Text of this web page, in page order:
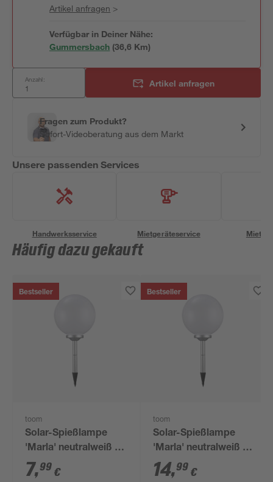
Artikel anfragen >
Verfügbar in Deiner Nähe:
Gummersbach (36,6 Km)
Anzahl: Artikel anfragen
Fragen zum Produkt?
Sofort-Videoberatung aus dem Markt
Unsere passenden Services
Handwerksservice Mietgeräteservice
Häufig dazu gekauft
Bestseller
toom
Solar-Spießlampe
'Marla' neutralweiß IP
44 Ø 15 cm
7,99 €
Bestseller
toom
Solar-Spießlampe
'Marla' neutralweiß IP
44 Ø 20 cm
14,99 €